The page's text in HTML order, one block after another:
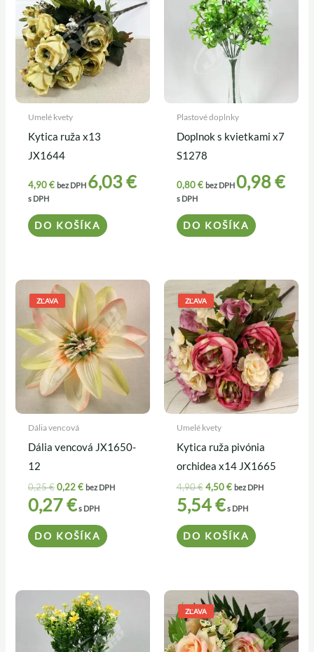
Umelé kvety
Kytica ruža x13
JX1644
4,90€ bez DPH 6,03€
s DPH
DO KOŠÍKA
Plastové doplnky
Doplnok s kvietkami x7
S1278
0,80€ bez DPH 0,98€
s DPH
DO KOŠÍKA
ZĽAVA
Dália vencová
Dália vencová JX1650-
12
0,25€
Pôvodná
cena
bola:
0,25 €.
0,22€
Aktuálna
cena
je:
0,22 €.
bez DPH
0,27€s DPH
DO KOŠÍKA
ZĽAVA
Umelé kvety
Kytica ruža pivónia
orchidea x14 JX1665
4,90€
Pôvodná
cena
bola:
4,90 €.
4,50€
Aktuálna
cena
je:
4,50 €.
bez DPH
5,54€s DPH
DO KOŠÍKA
ZĽAVA
Pôvodná
cena
bola:
4,90 €.
Aktuálna
cena
je:
3,90 €.